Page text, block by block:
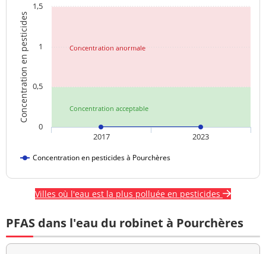
Concentration acceptable
Concentration anormale
Concentration en pesticides
Concentration en pesticides à Pourchères
2017 2023
0
0,5
1
1,5
Villes où l'eau est la plus polluée en pesticides
PFAS dans l'eau du robinet à Pourchères